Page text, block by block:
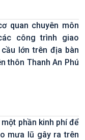
quan chuyên môn
công trình giao
lớn trên địa bàn
thôn Thanh An Phú
phần kinh phí để
mưa lũ gây ra trên